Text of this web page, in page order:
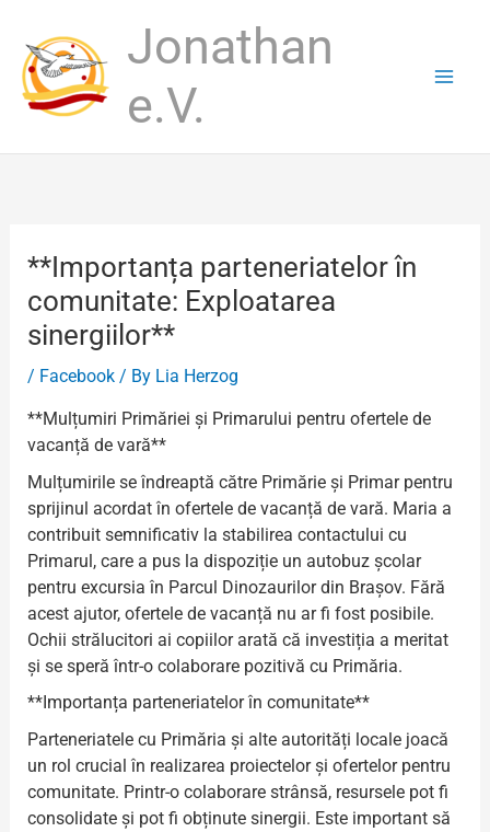
content
Jonathan
e.V.
**Importanța parteneriatelor în
comunitate: Exploatarea
sinergiilor**
/ Facebook/ By Lia Herzog
**Mulțumiri Primăriei și Primarului pentru ofertele de
vacanță de vară**
Mulțumirile se îndreaptă către Primărie și Primar pentru
sprijinul acordat în ofertele de vacanță de vară. Maria a
contribuit semnificativ la stabilirea contactului cu
Primarul, care a pus la dispoziție un autobuz școlar
pentru excursia în Parcul Dinozaurilor din Brașov. Fără
acest ajutor, ofertele de vacanță nu ar fi fost posibile.
Ochii strălucitori ai copiilor arată că investiția a meritat
și se speră într-o colaborare pozitivă cu Primăria.
**Importanța parteneriatelor în comunitate**
Parteneriatele cu Primăria și alte autorități locale joacă
un rol crucial în realizarea proiectelor și ofertelor pentru
comunitate. Printr-o colaborare strânsă, resursele pot fi
consolidate și pot fi obținute sinergii. Este important să